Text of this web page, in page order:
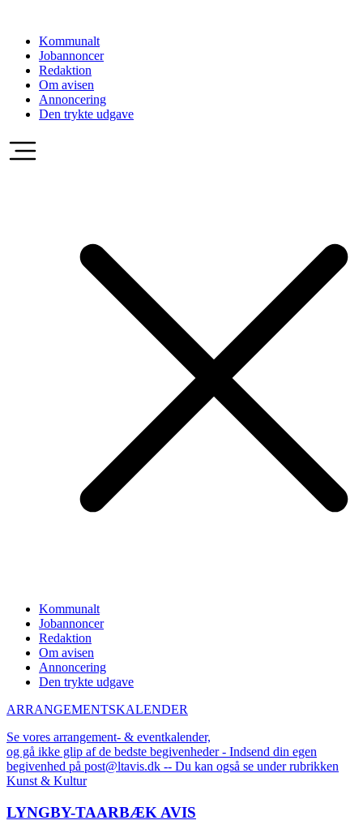
indholdKommunalt
Jobannoncer
Redaktion
Om avisen
Annoncering
Den trykte udgave
Kommunalt
Jobannoncer
Redaktion
Om avisen
Annoncering
Den trykte udgave
ARRANGEMENTSKALENDER
Se vores arrangement- & eventkalender,
og gå ikke glip af de bedste begivenheder - Indsend din egen
begivenhed på post@ltavis.dk -- Du kan også se under rubrikken
Kunst & Kultur
LYNGBY-TAARBÆK AVIS